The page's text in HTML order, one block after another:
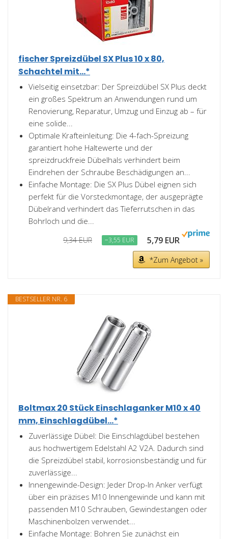
fischer Spreizdübel SX Plus 10 x 80,
Schachtel mit...*
Vielseitig einsetzbar: Der Spreizdübel SX Plus deckt
ein großes Spektrum an Anwendungen rund um
Renovierung, Reparatur, Umzug und Einzug ab – für
eine solide...
Optimale Krafteinleitung: Die 4-fach-Spreizung
garantiert hohe Haltewerte und der
spreizdruckfreie Dübelhals verhindert beim
Eindrehen der Schraube Beschädigungen an...
Einfache Montage: Die SX Plus Dübel eignen sich
perfekt für die Vorsteckmontage, der ausgeprägte
Dübelrand verhindert das Tieferrutschen in das
Bohrloch und die...
9,34 EUR −3,55 EUR 5,79 EUR
*Zum Angebot »
BESTSELLER NR. 6
Boltmax 20 Stück Einschlaganker M10 x 40
mm, Einschlagdübel...*
Zuverlässige Dübel: Die Einschlagdübel bestehen
aus hochwertigem Edelstahl A2 V2A. Dadurch sind
die Spreizdübel stabil, korrosionsbeständig und für
zuverlässige...
Innengewinde-Design: Jeder Drop-In Anker verfügt
über ein präzises M10 Innengewinde und kann mit
passenden M10 Schrauben, Gewindestangen oder
Maschinenbolzen verwendet...
Einfache Montage: Bohren Sie zunächst ein